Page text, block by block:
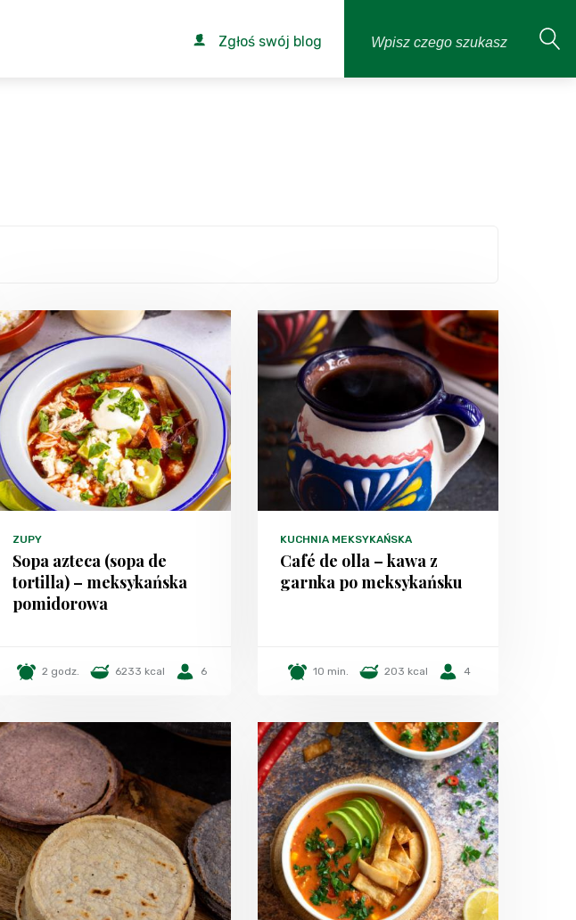
Zgłoś swój blog
ZUPY
Sopa azteca (sopa de
tortilla) – meksykańska
pomidorowa
2 godz. 6233 kcal 6
KUCHNIA MEKSYKAŃSKA
Café de olla – kawa z
garnka po meksykańsku
10 min. 203 kcal 4